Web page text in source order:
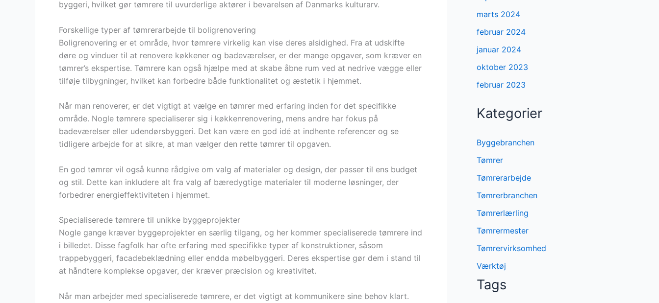
byggeri, hvilket gør tømrere til uvurderlige aktører i bevarelsen af Danmarks kulturarv.
Forskellige typer af tømrerarbejde til boligrenovering
Boligrenovering er et område, hvor tømrere virkelig kan vise deres alsidighed. Fra at udskifte
døre og vinduer til at renovere køkkener og badeværelser, er der mange opgaver, som kræver en
tømrer’s ekspertise. Tømrere kan også hjælpe med at skabe åbne rum ved at nedrive vægge eller
tilføje tilbygninger, hvilket kan forbedre både funktionalitet og æstetik i hjemmet.
Når man renoverer, er det vigtigt at vælge en tømrer med erfaring inden for det specifikke
område. Nogle tømrere specialiserer sig i køkkenrenovering, mens andre har fokus på
badeværelser eller udendørsbyggeri. Det kan være en god idé at indhente referencer og se
tidligere arbejde for at sikre, at man vælger den rette tømrer til opgaven.
En god tømrer vil også kunne rådgive om valg af materialer og design, der passer til ens budget
og stil. Dette kan inkludere alt fra valg af bæredygtige materialer til moderne løsninger, der
forbedrer energieffektiviteten i hjemmet.
Specialiserede tømrere til unikke byggeprojekter
Nogle gange kræver byggeprojekter en særlig tilgang, og her kommer specialiserede tømrere ind
i billedet. Disse fagfolk har ofte erfaring med specifikke typer af konstruktioner, såsom
trappebyggeri, facadebeklædning eller endda møbelbyggeri. Deres ekspertise gør dem i stand til
at håndtere komplekse opgaver, der kræver præcision og kreativitet.
Når man arbejder med specialiserede tømrere, er det vigtigt at kommunikere sine behov klart.
marts 2024
februar 2024
januar 2024
oktober 2023
februar 2023
Kategorier
Byggebranchen
Tømrer
Tømrerarbejde
Tømrerbranchen
Tømrerlærling
Tømrermester
Tømrervirksomhed
Værktøj
Tags